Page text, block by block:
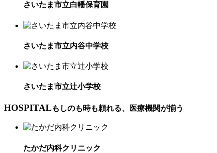
さいたま市立白幡保育園
さいたま市立内谷中学校
さいたま市立辻小学校
HOSPITAL もしのも時も頼れる、医療機関が揃う
たかだ内科クリニック